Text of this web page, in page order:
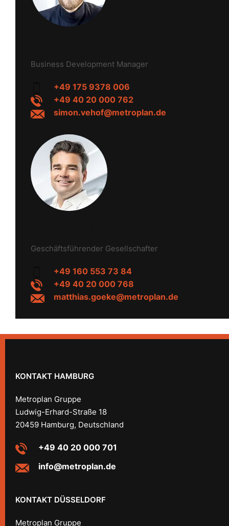
Business Development Manager
+49 175 9378 006
+49 40 20 000 762
simon.vehof@metroplan.de
Geschäftsführender Gesellschafter
+49 160 553 73 84
+49 40 20 000 768
matthias.goeke@metroplan.de
KONTAKT HAMBURG
Metroplan Gruppe
Ludwig-Erhard-Straße 18
20459 Hamburg, Deutschland
+49 40 20 000 701
info@metroplan.de
KONTAKT DÜSSELDORF
Metroplan Gruppe